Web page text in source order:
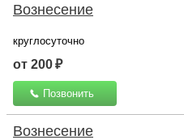
Вознесение
круглосуточно
от 200 ₽
Позвонить
Вознесение